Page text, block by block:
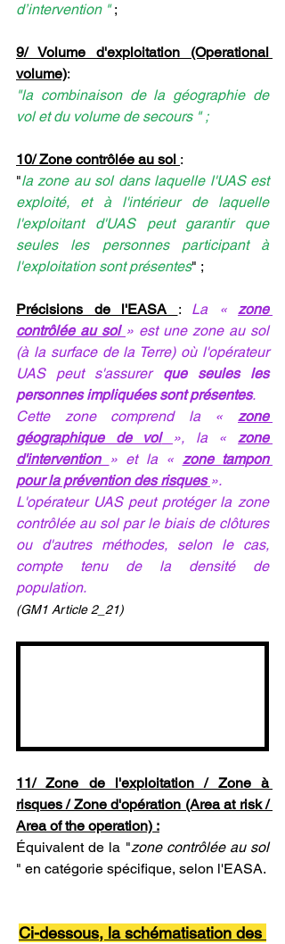
d’intervention " ;
9/ Volume d'exploitation (Operational
volume):
"la combinaison de la géographie de
vol et du volume de secours " ;
10/ Zone contrôlée au sol :
"la zone au sol dans laquelle l'UAS est
exploité, et à l'intérieur de laquelle
l'exploitant d'UAS peut garantir que
seules les personnes participant à
l'exploitation sont présentes" ;
Précisions de l'EASA : La « zone
contrôlée au sol » est une zone au sol
(à la surface de la Terre) où l'opérateur
UAS peut s'assurer que seules les
personnes impliquées sont présentes.
Cette zone comprend la « zone
géographique de vol
», la « zone
d'intervention
» et la « zone tampon
pour la prévention des risques ».
L'opérateur UAS peut protéger la zone
contrôlée au sol par le biais de clôtures
ou d'autres méthodes, selon le cas,
compte tenu de la densité de
population.
(GM1 Article 2_21)
11/ Zone de l'exploitation / Zone à
risques / Zone d'opération (Area at risk /
Area of the operation) :
Équivalent de la "
zone contrôlée au sol
" en catégorie spécifique, selon l'EASA.
Ci-dessous, la schématisation des